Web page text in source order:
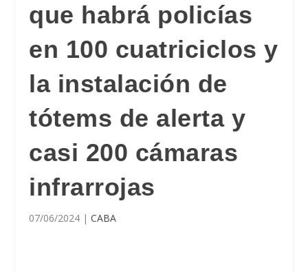
que habrá policías
en 100 cuatriciclos y
la instalación de
tótems de alerta y
casi 200 cámaras
infrarrojas
07/06/2024 |CABA